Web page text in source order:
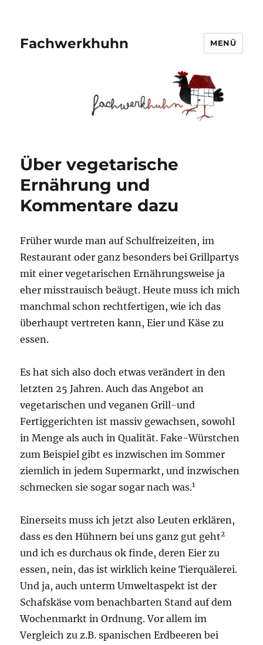
Fachwerkhuhn MENÜ
Über vegetarische
Ernährung und
Kommentare dazu
Früher wurde man auf Schulfreizeiten, im
Restaurant oder ganz besonders bei Grillpartys
mit einer vegetarischen Ernährungsweise ja
eher misstrauisch beäugt. Heute muss ich mich
manchmal schon rechtfertigen, wie ich das
überhaupt vertreten kann, Eier und Käse zu
essen.
Es hat sich also doch etwas verändert in den
letzten 25 Jahren. Auch das Angebot an
vegetarischen und veganen Grill-und
Fertiggerichten ist massiv gewachsen, sowohl
in Menge als auch in Qualität. Fake-Würstchen
zum Beispiel gibt es inzwischen im Sommer
ziemlich in jedem Supermarkt, und inzwischen
schmecken sie sogar sogar nach was.1
Einerseits muss ich jetzt also Leuten erklären,
dass es den Hühnern bei uns ganz gut geht2
und ich es durchaus ok finde, deren Eier zu
essen, nein, das ist wirklich keine Tierquälerei.
Und ja, auch unterm Umweltaspekt ist der
Schafskäse vom benachbarten Stand auf dem
Wochenmarkt in Ordnung. Vor allem im
Vergleich zu z.B. spanischen Erdbeeren bei